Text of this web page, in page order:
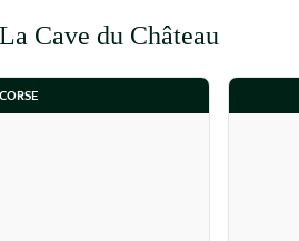
Cave du Château
CORSE